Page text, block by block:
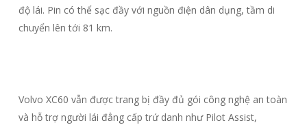
độ lái. Pin có thể sạc đầy với nguồn điện dân dụng, tầm di
chuyển lên tới 81 km.
Volvo XC60 vẫn được trang bị đầy đủ gói công nghệ an toàn
và hỗ trợ người lái đẳng cấp trứ danh như Pilot Assist,